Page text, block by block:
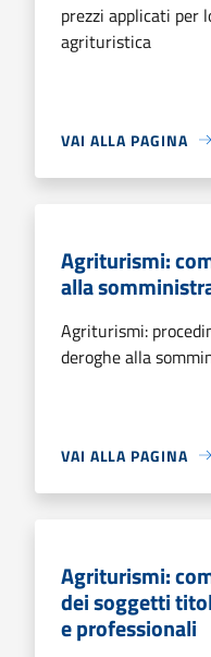
prezzi applicati per
agrituristica
VAI ALLA PAGINA
Agriturismi:
alla
Agriturismi:
deroghe alla
VAI ALLA PAGINA
Agriturismi:
dei soggetti
e professionali